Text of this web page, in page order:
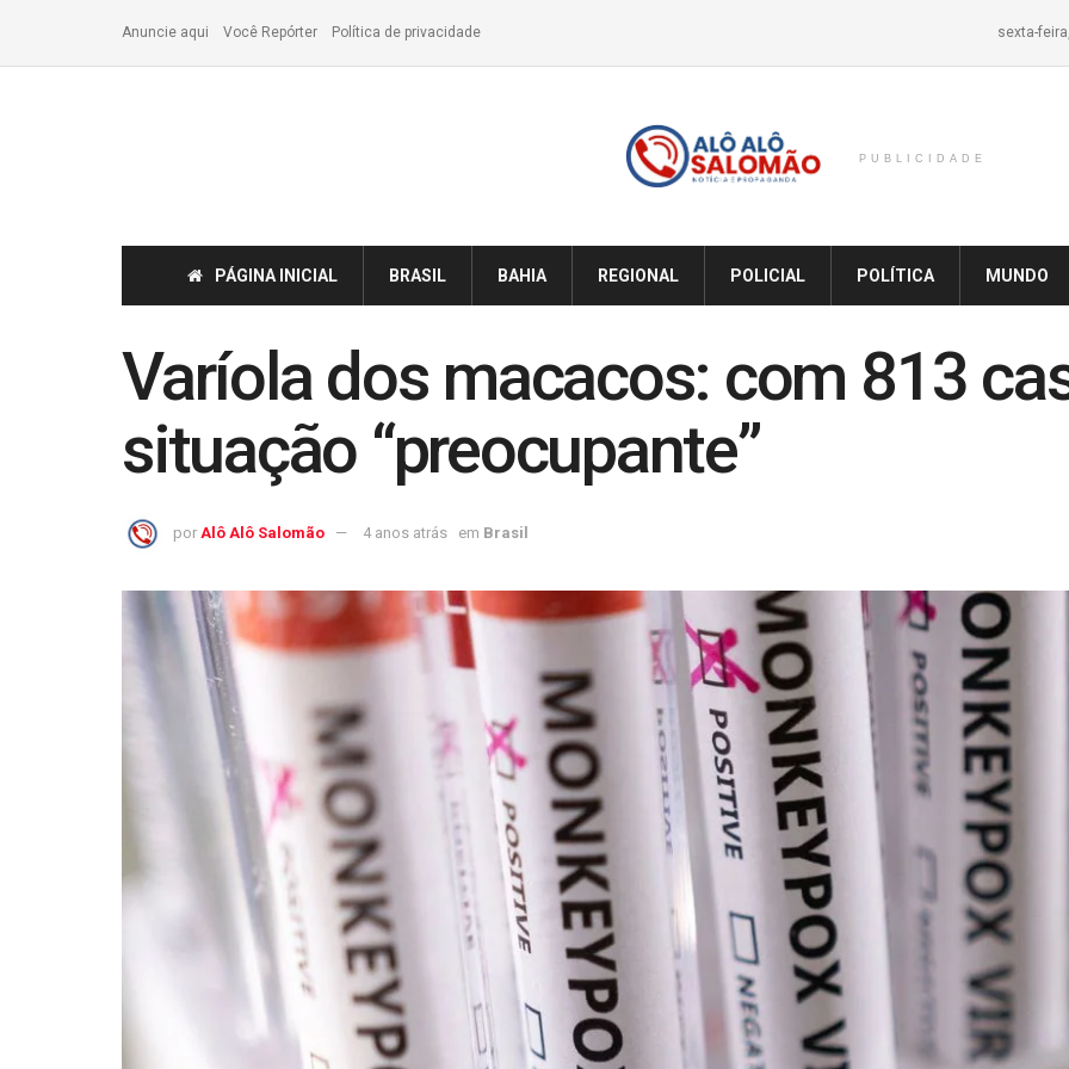
Anuncie aqui Você Repórter Política de privacidade sexta-
PUBLICIDADE
PÁGINA INICIAL BRASIL BAHIA REGIONAL POLICIAL POLÍTICA MUNDO
Varíola dos macacos: com 813
situação “preocupante”
por Alô Alô Salomão 4 anos atrás em Brasil